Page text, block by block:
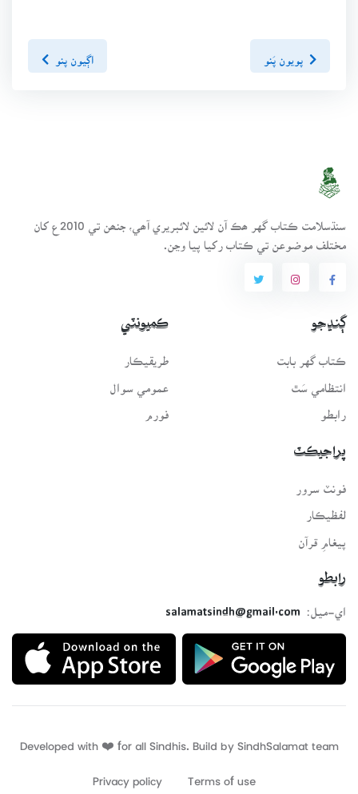
پويون پَنو اڳيون پنو
سنڌسلامت ڪتاب گهر ھڪ آن لائين لائبريري آھي، جنھن تي 2010ع کان
مختلف موضوعن تي ڪتاب رکيا پيا وڃن.
ڳنڍجو
ڪتاب گهر بابت
انتظامي سَٿ
رابطو
ڪميونٽي
طريقيڪار
عمومي سوال
فورم
پراجيڪٽ
لفظيڪار
پيغامِ قرآن
رابطو
اي-ميل:
salamatsindh@gmail.com
Developed with ❤️ for all Sindhis. Build by
Terms of use